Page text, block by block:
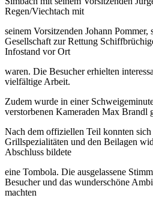
Regen/Viechtach mit
seinem Vorsitzenden Johann Pommer,
Gesellschaft zur Rettung
Infostand vor Ort
waren. Die Besucher erhielten
vielfältige Arbeit.
Zudem wurde in einer
verstorbenen Kameraden Max Brandl
Nach dem offiziellen Teil konnten sich
Grillspezialitäten und den Beilagen
Abschluss bildete
eine Tombola. Die ausgelassene
Besucher und das wunderschöne
machten